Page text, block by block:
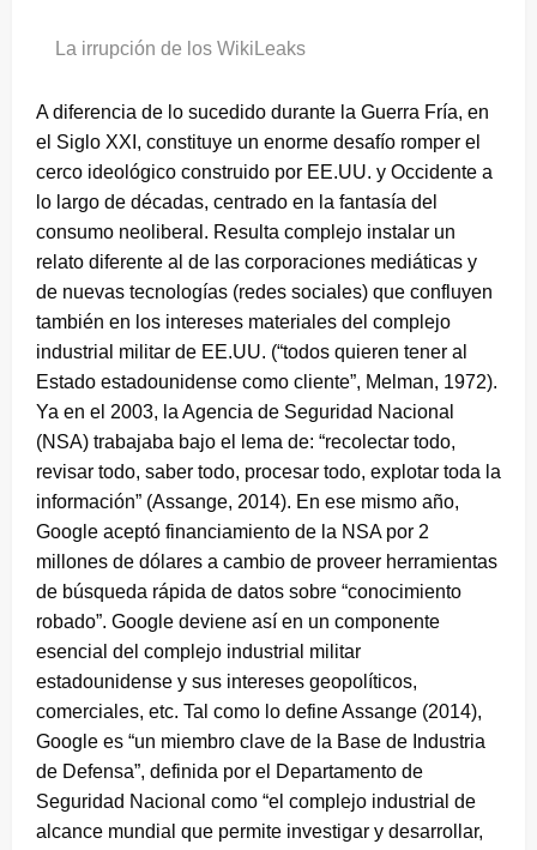
La irrupción de los WikiLeaks
A diferencia de lo sucedido durante la Guerra Fría, en
el Siglo XXI, constituye un enorme desafío romper el
cerco ideológico construido por EE.UU. y Occidente a
lo largo de décadas, centrado en la fantasía del
consumo neoliberal. Resulta complejo instalar un
relato diferente al de las corporaciones mediáticas y
de nuevas tecnologías (redes sociales) que confluyen
también en los intereses materiales del complejo
industrial militar de EE.UU. (“todos quieren tener al
Estado estadounidense como cliente”, Melman, 1972).
Ya en el 2003, la Agencia de Seguridad Nacional
(NSA) trabajaba bajo el lema de: “recolectar todo,
revisar todo, saber todo, procesar todo, explotar toda la
información” (Assange, 2014). En ese mismo año,
Google aceptó financiamiento de la NSA por 2
millones de dólares a cambio de proveer herramientas
de búsqueda rápida de datos sobre “conocimiento
robado”. Google deviene así en un componente
esencial del complejo industrial militar
estadounidense y sus intereses geopolíticos,
comerciales, etc. Tal como lo define Assange (2014),
Google es “un miembro clave de la Base de Industria
de Defensa”, definida por el Departamento de
Seguridad Nacional como “el complejo industrial de
alcance mundial que permite investigar y desarrollar,